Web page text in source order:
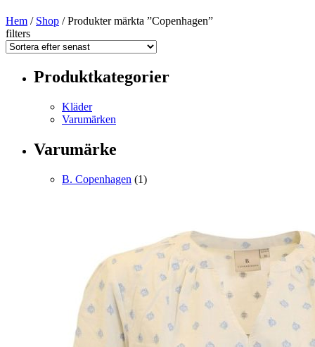
Hem / Shop / Produkter märkta ”Copenhagen”
filters
Produktkategorier
Kläder
Varumärken
Varumärke
B. Copenhagen (1)